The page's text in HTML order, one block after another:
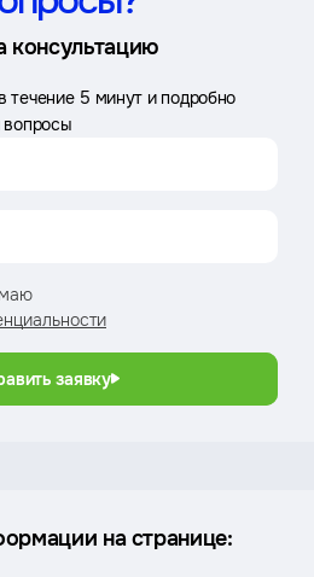
консультацию
5 минут и подробно
заявку
на странице: